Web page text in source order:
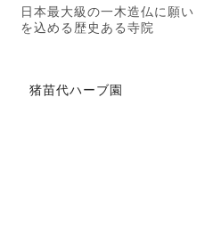
日本最大級の一木造仏に願い
を込める歴史ある寺院
猪苗代ハーブ園